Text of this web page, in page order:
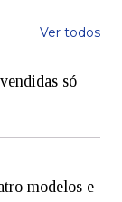
Ver todos
só
modelos e